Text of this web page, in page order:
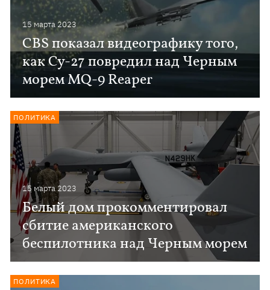
15 марта 2023
CBS показал видеографику того,
как Су-27 повредил над Черным
морем MQ-9 Reaper
15 марта 2023
Белый дом прокомментировал
сбитие американского
беспилотника над Черным морем
ПОЛИТИКА
ПОЛИТИКА